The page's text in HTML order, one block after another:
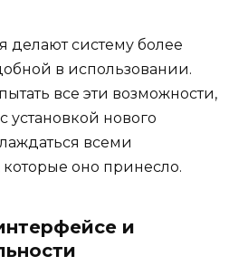
делают систему более
в использовании.
все эти возможности,
установкой нового
всеми
оно принесло.
и